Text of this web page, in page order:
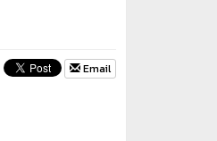
Email